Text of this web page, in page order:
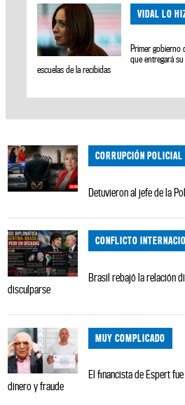
VIDAL LO
Primer gobierno
que entregará
escuelas de la recibidas
CORRUPCIÓN POLICIAL
Detuvieron al jefe de la
CONFLICTO
Brasil rebajó la relación
disculparse
MUY COMPLICADO
El financista de Espert
dinero y fraude